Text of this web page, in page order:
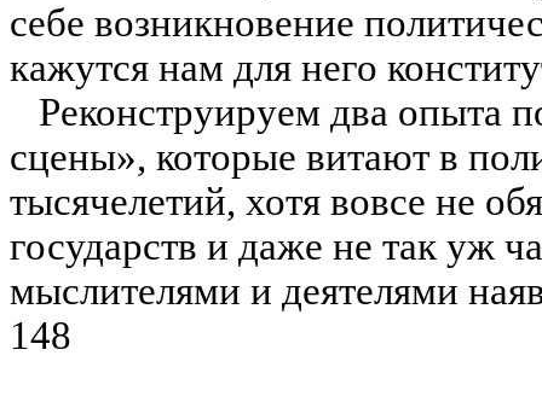
себе возникновение
кажутся нам для него
Реконструируем два опыта
сцены», которые витают в
тысячелетий, хотя вовсе не
государств и даже не так уж
мыслителями и деятелями
148